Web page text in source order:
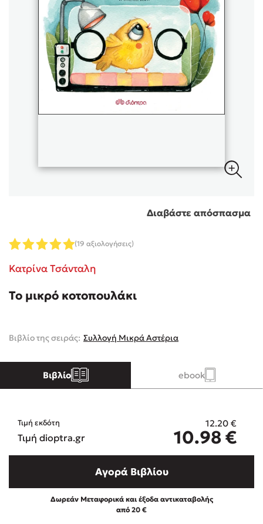
Καθρέφτης
Sebastian Fitzek
Το λιμάνι μου είσαι εσύ
Διαβάστε απόσπασμα
(19 αξιολογήσεις)
Κατρίνα Τσάνταλη
Το μικρό κοτοπουλάκι
Βιβλίο της σειράς: Συλλογή Μικρά Αστέρια
Βιβλίο ebook
Τιμή εκδότη 12.20 €
Τιμή dioptra.gr 10.98€
Αγορά Βιβλίου
Δωρεάν Μεταφορικά και έξοδα αντικαταβολής
από 20 €